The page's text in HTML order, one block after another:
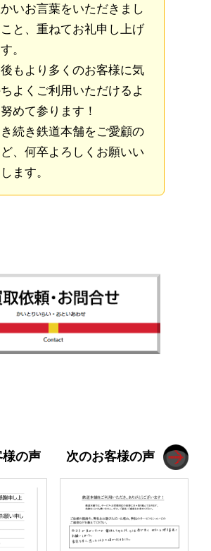
いお言葉をいただきまし
と、重ねてお礼申し上げ
。
もより多くのお客様に気
よくご利用いただけるよ
めて参ります！
続き鉄道本舗をご愛顧の
、何卒よろしくお願いい
ます。
の声 次のお客様の声